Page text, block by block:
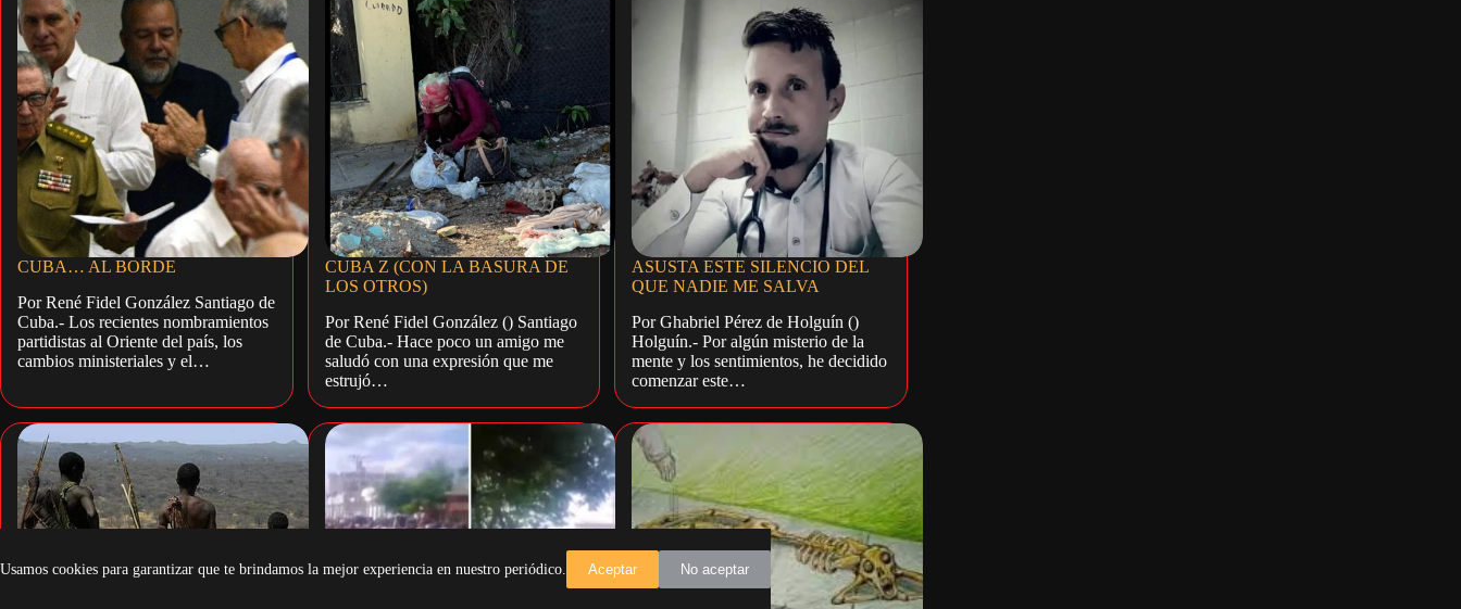
Usamos cookies para garantizar que te brindamos la mejor experiencia en nuestro periódico. Aceptar No aceptar
CUBA… AL BORDE
Por René Fidel González Santiago de
Cuba.- Los recientes nombramientos
partidistas al Oriente del país, los
cambios ministeriales y el…
CUBA Z (CON LA BASURA DE
LOS OTROS)
Por René Fidel González () Santiago
de Cuba.- Hace poco un amigo me
saludó con una expresión que me
estrujó…
ASUSTA ESTE SILENCIO DEL
QUE NADIE ME SALVA
Por Ghabriel Pérez de Holguín ()
Holguín.- Por algún misterio de la
mente y los sentimientos, he decidido
comenzar este…